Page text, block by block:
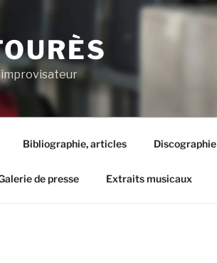
Bibliographie, articles Discographie
de presse Extraits musicaux